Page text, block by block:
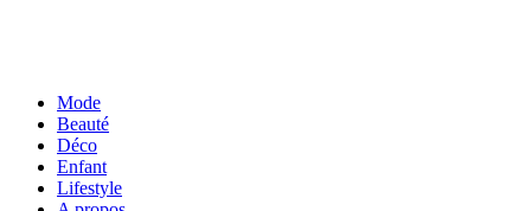
Mode
Beauté
Déco
Enfant
Lifestyle